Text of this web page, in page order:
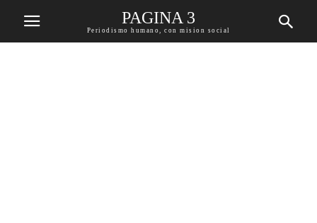
PAGINA 3
Periodismo humano, con mision social